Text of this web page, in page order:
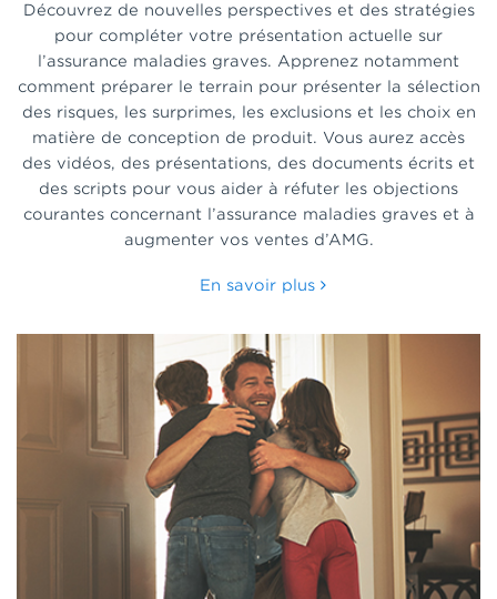
Découvrez de nouvelles perspectives et des stratégies
pour compléter votre présentation actuelle sur
l’assurance maladies graves. Apprenez notamment
comment préparer le terrain pour présenter la sélection
des risques, les surprimes, les exclusions et les choix en
matière de conception de produit. Vous aurez accès
des vidéos, des présentations, des documents écrits et
des scripts pour vous aider à réfuter les objections
courantes concernant l’assurance maladies graves et à
augmenter vos ventes d’AMG.
En savoir plus